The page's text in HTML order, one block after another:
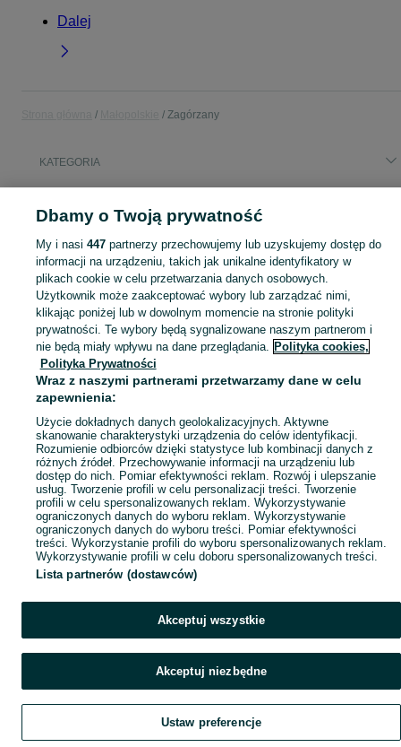
Dalej
Zagórzany
KATEGORIA
samsung s26 iphone 17
Skorzystaj z największego serwisu ogłoszeniowego - Zagórzany i okolice! Kupuj to, czego pragniesz i sprzedawaj to, czego już nie potrzebujesz!
Mapa kategorii
Mapa miejscowości
Mapa ministron
Popularne wyszukiwania
Szukaj Obserwujesz Dodaj Czat Konto
Dbamy o Twoją prywatność
My i nasi 447partnerzy przechowujemy lub uzyskujemy dostęp do
informacji na urządzeniu, takich jak unikalne identyfikatory w
plikach cookie w celu przetwarzania danych osobowych.
Użytkownik może zaakceptować wybory lub zarządzać nimi,
klikając poniżej lub w dowolnym momencie na stronie polityki
prywatności. Te wybory będą sygnalizowane naszym partnerom i
nie będą miały wpływu na dane przeglądania. Polityka cookies,
Polityka Prywatności
Wraz z naszymi partnerami przetwarzamy dane w celu
zapewnienia:
Użycie dokładnych danych geolokalizacyjnych. Aktywne
skanowanie charakterystyki urządzenia do celów identyfikacji.
Rozumienie odbiorców dzięki statystyce lub kombinacji danych z
różnych źródeł. Przechowywanie informacji na urządzeniu lub
dostęp do nich. Pomiar efektywności reklam. Rozwój i ulepszanie
usług. Tworzenie profili w celu personalizacji treści. Tworzenie
profili w celu spersonalizowanych reklam. Wykorzystywanie
ograniczonych danych do wyboru reklam. Wykorzystywanie
ograniczonych danych do wyboru treści. Pomiar efektywności
treści. Wykorzystanie profili do wyboru spersonalizowanych reklam.
Wykorzystywanie profili w celu doboru spersonalizowanych treści.
Lista partnerów (dostawców)
Akceptuj wszystkie
Akceptuj niezbędne
Ustaw preferencje